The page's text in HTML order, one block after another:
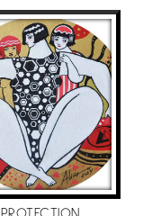
PROTECTION